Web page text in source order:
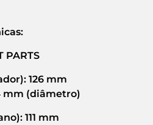
PARTS
126 mm
mm (diâmetro)
111 mm